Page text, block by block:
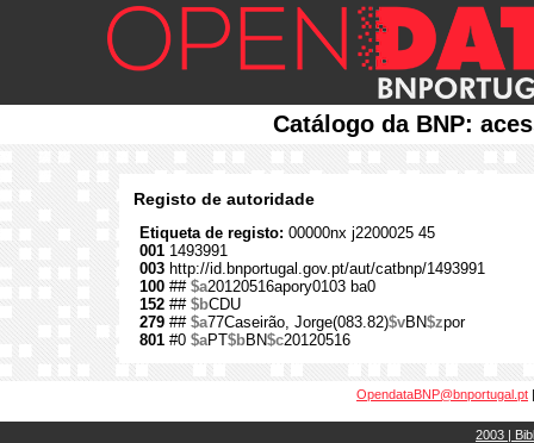
Catálogo da BNP:
Registo de autoridade
Etiqueta de registo: 00000nx j2200025 45
001 1493991
003 http://id.bnportugal.gov.pt/aut/catbnp/1493991
100 ## $a20120516apory0103 ba0
152 ## $bCDU
279 ## $a77Caseirão, Jorge(083.82)$vBN$zpor
801 #0 $aPT$bBN$c20120516
OpendataBNP@bnportugal.pt
2003 |